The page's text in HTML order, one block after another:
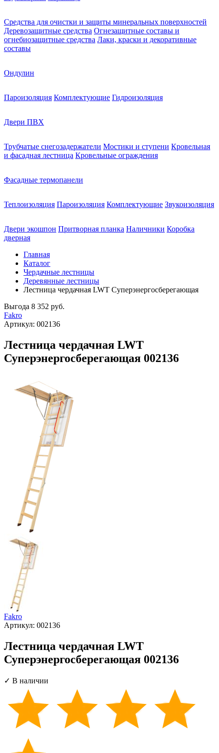
Средства для очистки и защиты минеральных поверхностей
Деревозащитные средства Огнезащитные составы и
огнебиозащитные средства Лаки, краски и декоративные
составы
Ондулин
Пароизоляция Комплектующие Гидроизоляция
Двери ПВХ
Трубчатые снегозадержатели Мостики и ступени Кровельная
и фасадная лестница Кровельные ограждения
Фасадные термопанели
Теплоизоляция Пароизоляция Комплектующие Звукоизоляция
Двери экошпон Притворная планка Наличники Коробка
дверная
Главная
Каталог
Чердачные лестницы
Деревянные лестницы
Лестница чердачная LWT Суперэнергосберегающая
Выгода 8 352 руб.
Fakro
Артикул: 002136
Лестница чердачная LWT
Суперэнергосберегающая 002136
Fakro
Артикул: 002136
Лестница чердачная LWT
Суперэнергосберегающая 002136
✓ В наличии